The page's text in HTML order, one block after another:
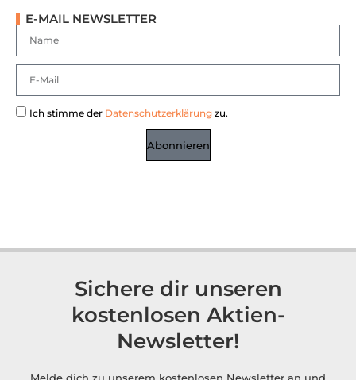
E-MAIL NEWSLETTER
Ich stimme der Datenschutzerklärung zu.
Abonnieren
Sichere dir unseren
kostenlosen Aktien-
Newsletter!